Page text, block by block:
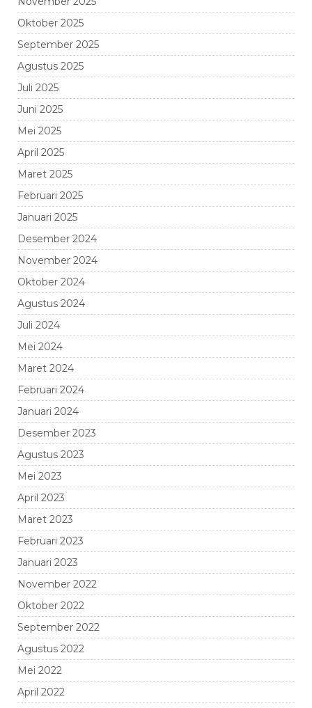
Oktober 2025
September 2025
Agustus 2025
Juli 2025
Juni 2025
Mei 2025
April 2025
Maret 2025
Februari 2025
Januari 2025
Desember 2024
November 2024
Oktober 2024
Agustus 2024
Juli 2024
Mei 2024
Maret 2024
Februari 2024
Januari 2024
Desember 2023
Agustus 2023
Mei 2023
April 2023
Maret 2023
Februari 2023
Januari 2023
November 2022
Oktober 2022
September 2022
Agustus 2022
Mei 2022
April 2022